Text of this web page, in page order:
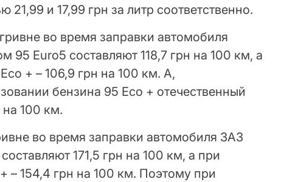
21,99 и 17,99 грн за литр соответственно.
во время заправки автомобиля
95 Euro5 составляют 118,7 грн на 100 км, а
+ – 106,9 грн на 100 км. А,
бензина 95 Eco + отечественный
на 100 км.
во время заправки автомобиля ЗАЗ
171,5 грн на 100 км, а при
– 154,4 грн на 100 км. Поэтому при